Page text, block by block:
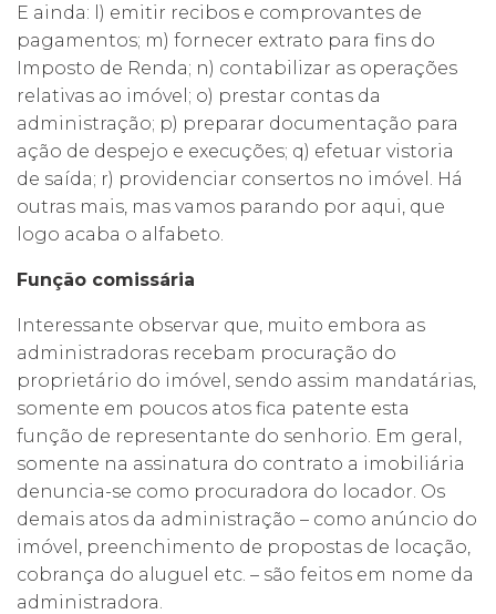
E ainda: l) emitir recibos e comprovantes de
pagamentos; m) fornecer extrato para fins do
Imposto de Renda; n) contabilizar as operações
relativas ao imóvel; o) prestar contas da
administração; p) preparar documentação para
ação de despejo e execuções; q) efetuar vistoria
de saída; r) providenciar consertos no imóvel. Há
outras mais, mas vamos parando por aqui, que
logo acaba o alfabeto.
Função comissária
Interessante observar que, muito embora as
administradoras recebam procuração do
proprietário do imóvel, sendo assim mandatárias,
somente em poucos atos fica patente esta
função de representante do senhorio. Em geral,
somente na assinatura do contrato a imobiliária
denuncia-se como procuradora do locador. Os
demais atos da administração – como anúncio do
imóvel, preenchimento de propostas de locação,
cobrança do aluguel etc. – são feitos em nome da
administradora.